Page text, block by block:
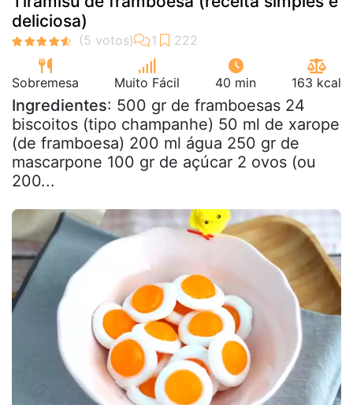
deliciosa)
Sobremesa Muito Fácil 40 min 163 kcal
Ingredientes: 500 gr de framboesas 24
biscoitos (tipo champanhe) 50 ml de xarope
(de framboesa) 200 ml água 250 gr de
mascarpone 100 gr de açúcar 2 ovos (ou
200...